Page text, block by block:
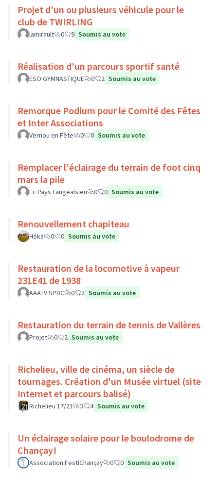
Projet d'un ou plusieurs véhicule pour le
club de TWIRLING
lamirault 0 9 Soumis au vote
Réalisation d'un parcours sportif santé
ESO GYMNASTIQUE 0 2 Soumis au vote
Remorque Podium pour le Comité des Fêtes
et Inter Associations
Vernou en Fête 0 0 Soumis au vote
Remplacer l'éclairage du terrain de foot cinq
mars la pile
Fc Pays Langeaisien 0 0 Soumis au vote
Renouvellement chapiteau
Héka 0 0 Soumis au vote
Restauration de la locomotive à vapeur
231E41 de 1938
AAATV SPDC 0 2 Soumis au vote
Restauration du terrain de tennis de Vallères
Projet 0 2 Soumis au vote
Richelieu, ville de cinéma, un siècle de
tournages. Création d'un Musée virtuel (site
Internet et parcours balisé)
Richelieu 17/21 3 4 Soumis au vote
Un éclairage solaire pour le boulodrome de
Chançay!
Association FestiChançay 0 0 Soumis au vote